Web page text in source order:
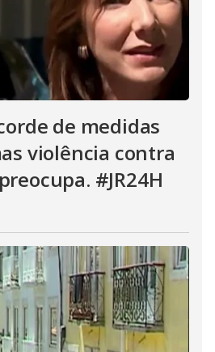
de medidas
violência contra
#JR24H